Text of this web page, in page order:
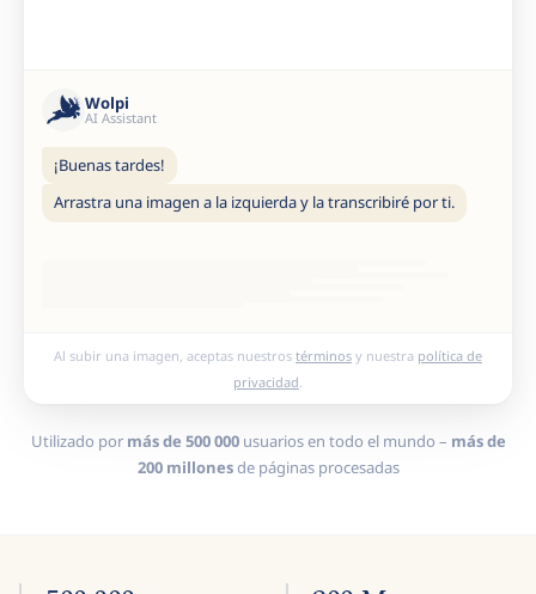
Wolpi
AI Assistant
¡Buenas tardes!
Arrastra una imagen a la izquierda y la transcribiré por ti.
Al subir una imagen, aceptas nuestros términos y nuestra política de
privacidad
Utilizado por más de 500 000usuarios en todo el mundo – más de
200 millonesde páginas procesadas